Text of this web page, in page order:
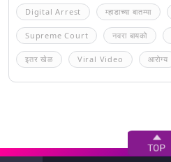
Digital Arrest म्हाडाच्या बातम्या
Supreme Court नवरा बायको
इतर खेळ Viral Video आरोग्य